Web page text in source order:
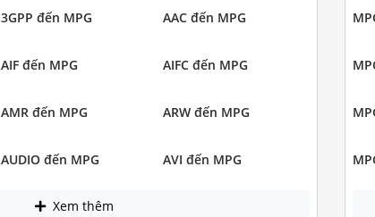
3GPP đến MPG AAC đến MPG
AIF đến MPG AIFC đến MPG
AMR đến MPG ARW đến MPG
AUDIO đến MPG AVI đến MPG
Xem thêm